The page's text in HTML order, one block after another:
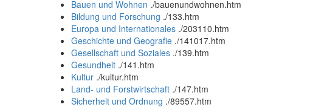
Bauen und Wohnen ./bauenundwohnen.htm
Bildung und Forschung ./133.htm
Europa und Internationales ./203110.htm
Geschichte und Geografie ./141017.htm
Gesellschaft und Soziales ./139.htm
Gesundheit ./141.htm
Kultur ./kultur.htm
Land- und Forstwirtschaft ./147.htm
Sicherheit und Ordnung ./89557.htm